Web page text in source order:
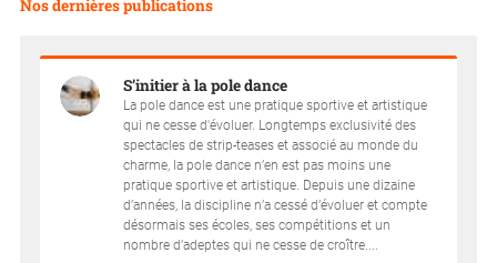
Nos dernières publications
S’initier à la pole dance
La pole dance est une pratique sportive et artistique
qui ne cesse d'évoluer. Longtemps exclusivité des
spectacles de strip-teases et associé au monde du
charme, la pole dance n’en est pas moins une
pratique sportive et artistique. Depuis une dizaine
d’années, la discipline n’a cessé d’évoluer et compte
désormais ses écoles, ses compétitions et un
nombre d’adeptes qui ne cesse de croître....